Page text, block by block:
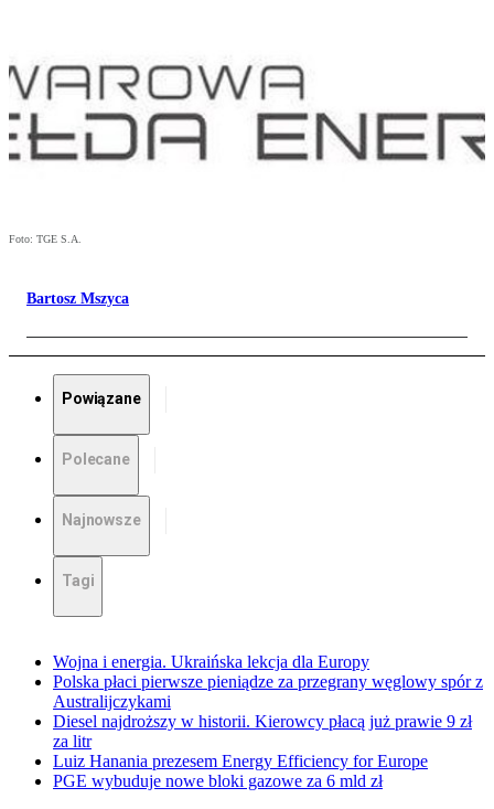
Foto: TGE S.A.
Bartosz Mszyca
Powiązane
Polecane
Najnowsze
Tagi
Wojna i energia. Ukraińska lekcja dla Europy
Polska płaci pierwsze pieniądze za przegrany węglowy spór z
Australijczykami
Diesel najdroższy w historii. Kierowcy płacą już prawie 9 zł
za litr
Luiz Hanania prezesem Energy Efficiency for Europe
PGE wybuduje nowe bloki gazowe za 6 mld zł